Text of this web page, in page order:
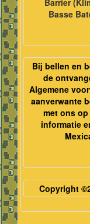
Barrier
Basse
Bij bellen en
de
Algemene
aanverwante
met ons
informatie
Copyright